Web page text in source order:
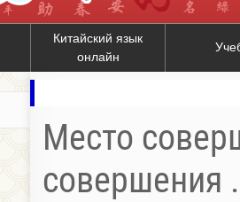
Китайский язык
онлайн
Место
совершения